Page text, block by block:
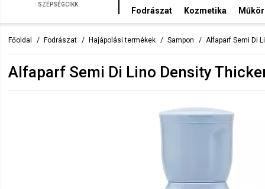
SZÉPSÉGCIKK
Fodrászat Kozmetika
Főoldal Fodrászat Hajápolási termékek Sampon Alfaparf Semi Di
Alfaparf Semi Di Lino Density